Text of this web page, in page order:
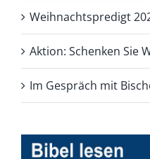
Weihnachtspredigt
Aktion: Schenken Sie
Im Gespräch mit